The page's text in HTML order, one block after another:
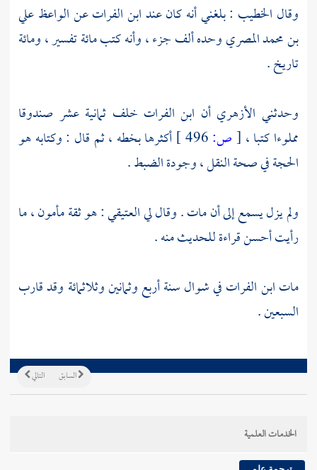
وقال الخطيب : بلغني أنه كان عندابن الفراتعن الواعظعلي
بن محمد المصريوحده ألف جزء ، وأنه كتب مائة تفسير ، ومائة
تاريخ .
وحدثني الأزهريأن ابن الفرات خلف ثمانية عشر صندوقا
مملوءا كتبا ، [ص:
أكثرها بخطه ، ثم قال : وكتابه هو
الحجة في صحة النقل ، وجودة الضبط .
ولم يزل يسمع إلى أن مات . وقال ليالعتيقي: هو ثقة مأمون ، ما
رأيت أحسن قراءة للحديث منه .
ماتابن الفراتفي شوال سنة أربع وثمانين وثلاثمائة وقد قارب
السبعين .
التالي السابق
الخدمات العلمية